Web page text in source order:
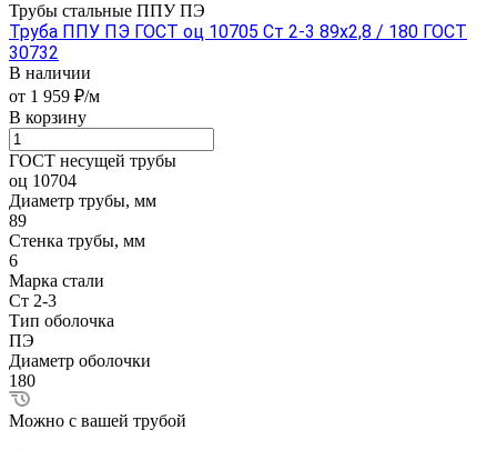
Трубы стальные ППУ ПЭ
Труба ППУ ПЭ ГОСТ оц 10705 Ст 2-3 89x2,8 / 180 ГОСТ
30732
В наличии
от 1 959 ₽/м
В корзину
ГОСТ несущей трубы
оц 10704
Диаметр трубы, мм
89
Стенка трубы, мм
6
Марка стали
Ст 2-3
Тип оболочка
ПЭ
Диаметр оболочки
180
Можно с вашей трубой